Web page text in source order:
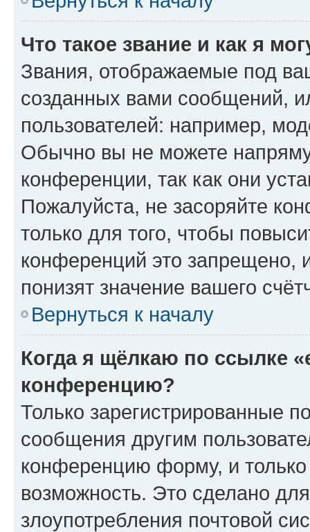
Что такое звание и как я
Звания, отображаемые под
созданных вами сообщений,
пользователей: например,
Обычно вы не можете
конференции, так как они
Пожалуйста, не засоряйте
только для того, чтобы
конференций это запрещено,
понизят значение вашего
Вернуться к началу
Когда я щёлкаю по ссылке
конференцию?
Только зарегистрированные
сообщения другим
конференцию форму, и
возможность. Это сделано
злоупотребления почтовой